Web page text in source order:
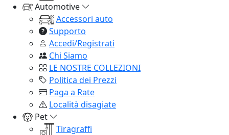
Automotive
Accessori auto
Supporto
Accedi/Registrati
Chi Siamo
LE NOSTRE COLLEZIONI
Politica dei Prezzi
Paga a Rate
Località disagiate
Pet
Tiragraffi